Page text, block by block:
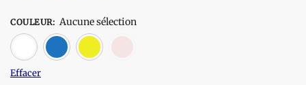
COULEUR: Aucune sélection
Blanc
Effacer